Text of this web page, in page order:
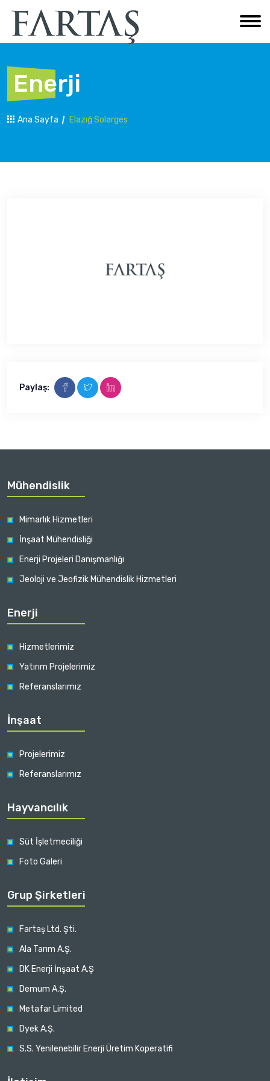
Enerji
Ana Sayfa Elazığ Solarges
Paylaş:
Mühendislik
Mimarlık Hizmetleri
İnşaat Mühendisliği
Enerji Projeleri Danışmanlığı
Jeoloji ve Jeofizik Mühendislik Hizmetleri
Enerji
Hizmetlerimiz
Yatırım Projelerimiz
Referanslarımız
İnşaat
Projelerimiz
Referanslarımız
Hayvancılık
Süt İşletmeciliği
Foto Galeri
Grup Şirketleri
Fartaş Ltd. Şti.
Ala Tarım A.Ş.
DK Enerji İnşaat A.Ş
Demum A.Ş.
Metafar Limited
Dyek A.Ş.
S.S. Yenilenebilir Enerji Üretim Koperatifi